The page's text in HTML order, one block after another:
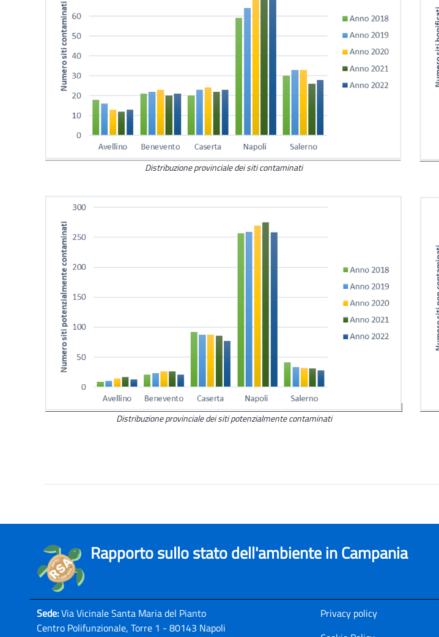
Distribuzione provinciale dei siti contaminati
Distribuzione provinciale dei siti potenzialmente contaminati
Rapporto sullo stato dell'ambiente in Campania
Sede:Via Vicinale Santa Maria del Pianto
Centro Polifunzionale, Torre 1 - 80143 Napoli
Privacy policy